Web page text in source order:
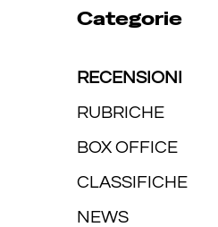
Categorie
RECENSIONI
RUBRICHE
BOX OFFICE
CLASSIFICHE
NEWS